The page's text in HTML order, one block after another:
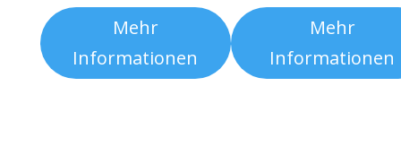
Mehr
Informationen
Mehr
Informationen